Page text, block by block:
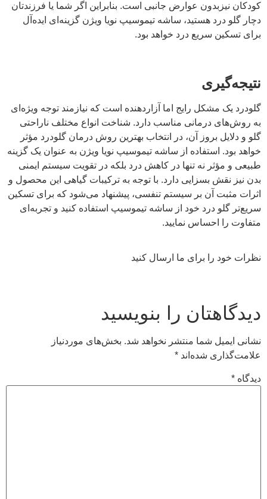
کودکان نیزبدون عوارض جانبی است. بنابراین اگر شما یا فرزندتان
دچار گلو درد هستید، ساشه تیموسیپ نویا ویژن گزینه‌ای ایده‌آل
برای تسکین سریع درد خواهد بود.
نتیجه‌گیری
گلودرد یک مشکل رایج اما آزاردهنده است که نیازمند توجه ویژه‌ای
به روش‌های درمانی مناسب دارد. شناخت انواع مختلف ناراحتی
گلو و دلایل بروز آن، در انتخاب بهترین روش درمان گلودرد مؤثر
خواهد بود. استفاده از ساشه تیموسیپ نویا ویژن به عنوان یک گزینه
طبیعی و مؤثر نه تنها در کاهش درد بلکه در تقویت سیستم ایمنی
بدن نیز نقش بسزایی دارد. با توجه به ترکیبات گیاهی این محصول و
اثرات مثبت آن بر سیستم تنفسی، پیشنهاد می‌شود که برای تسکین
سریع‌تر گلو درد خود از ساشه تیموسیپ استفاده کنید و تجربه‌ای
متفاوت را احساس نمایید.
نظرات خود را برای ما ارسال کنید
دیدگاهتان را بنویسید
نشانی ایمیل شما منتشر نخواهد شد. بخش‌های موردنیاز
علامت‌گذاری شده‌اند *
دیدگاه *